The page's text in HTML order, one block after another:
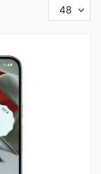
48